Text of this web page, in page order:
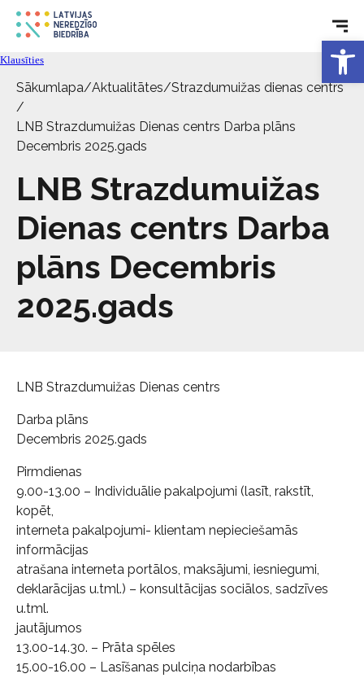
Aktualitātes
Pakalpojumi
Par biedrību
Klausīties
Sākumlapa/Aktualitātes/Strazdumuižas dienas centrs
/
LNB Strazdumuižas Dienas centrs Darba plāns
Decembris 2025.gads
LNB Strazdumuižas
Dienas centrs Darba
plāns Decembris
2025.gads
LNB Strazdumuižas Dienas centrs
Darba plāns
Decembris 2025.gads
Pirmdienas
9.00-13.00 – Individuālie pakalpojumi (lasīt, rakstīt,
kopēt,
interneta pakalpojumi- klientam nepieciešamās
informācijas
atrašana interneta portālos, maksājumi, iesniegumi,
deklarācijas u.tml.) – konsultācijas sociālos, sadzīves
u.tml.
jautājumos
13.00-14.30. – Prāta spēles
15.00-16.00 – Lasīšanas pulciņa nodarbības